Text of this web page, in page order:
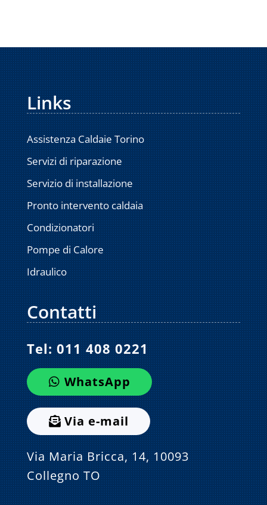
Links
Assistenza Caldaie Torino
Servizi di riparazione
Servizio di installazione
Pronto intervento caldaia
Condizionatori
Pompe di Calore
Idraulico
Contatti
Tel:011 408 0221
WhatsApp
Via e-mail
Via Maria Bricca, 14, 10093
Collegno TO